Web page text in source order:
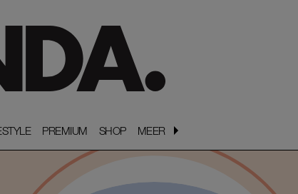
PREMIUM
PREMIUM SHOP
SHOP MEER
MEER